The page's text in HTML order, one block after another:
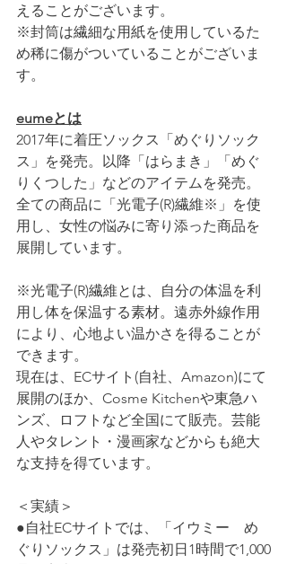
えることがございます。
※封筒は繊細な用紙を使用しているた
め稀に傷がついていることがございま
す。
eumeとは
2017年に着圧ソックス「めぐりソック
ス」を発売。以降「はらまき」「めぐ
りくつした」などのアイテムを発売。
全ての商品に「光電子(R)繊維※」を使
用し、女性の悩みに寄り添った商品を
展開しています。
※光電子(R)繊維とは、自分の体温を利
用し体を保温する素材。遠赤外線作用
により、心地よい温かさを得ることが
できます。
現在は、ECサイト(自社、Amazon)にて
展開のほか、Cosme Kitchenや東急ハ
ンズ、ロフトなど全国にて販売。芸能
人やタレント・漫画家などからも絶大
な支持を得ています。
＜実績＞
●自社ECサイトでは、「イウミー　め
ぐりソックス」は発売初日1時間で1,000